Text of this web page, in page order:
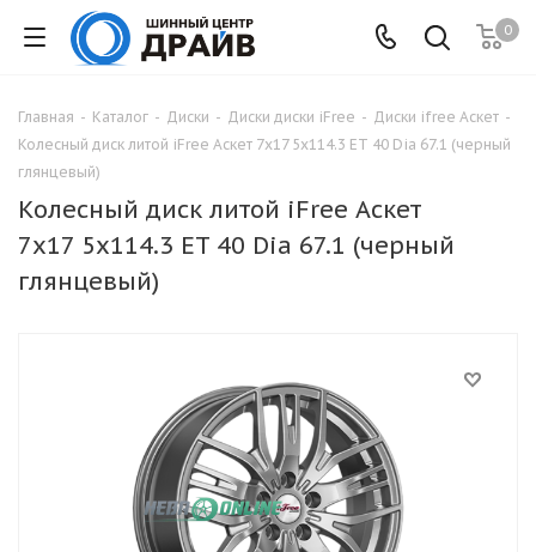
0
Главная - Каталог - Диски - Диски диски iFree - Диски ifree Аскет -
Колесный диск литой iFree Аскет 7x17 5x114.3 ET 40 Dia 67.1 (черный
глянцевый)
Колесный диск литой iFree Аскет
7x17 5x114.3 ET 40 Dia 67.1 (черный
глянцевый)